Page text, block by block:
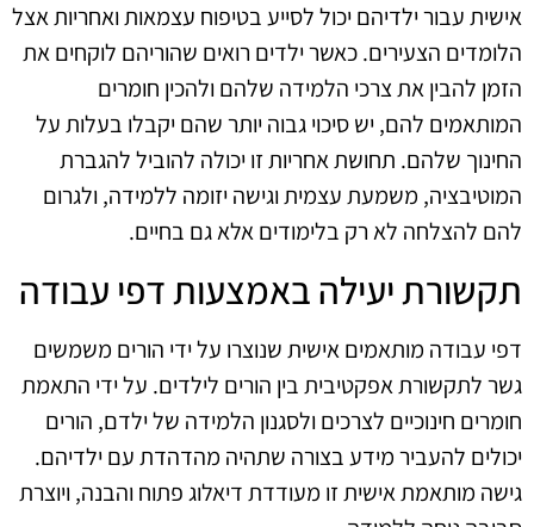
אישית עבור ילדיהם יכול לסייע בטיפוח עצמאות ואחריות אצל
הלומדים הצעירים. כאשר ילדים רואים שהוריהם לוקחים את
הזמן להבין את צרכי הלמידה שלהם ולהכין חומרים
המותאמים להם, יש סיכוי גבוה יותר שהם יקבלו בעלות על
החינוך שלהם. תחושת אחריות זו יכולה להוביל להגברת
המוטיבציה, משמעת עצמית וגישה יזומה ללמידה, ולגרום
להם להצלחה לא רק בלימודים אלא גם בחיים.
תקשורת יעילה באמצעות דפי עבודה
דפי עבודה מותאמים אישית שנוצרו על ידי הורים משמשים
גשר לתקשורת אפקטיבית בין הורים לילדים. על ידי התאמת
חומרים חינוכיים לצרכים ולסגנון הלמידה של ילדם, הורים
יכולים להעביר מידע בצורה שתהיה מהדהדת עם ילדיהם.
גישה מותאמת אישית זו מעודדת דיאלוג פתוח והבנה, ויוצרת